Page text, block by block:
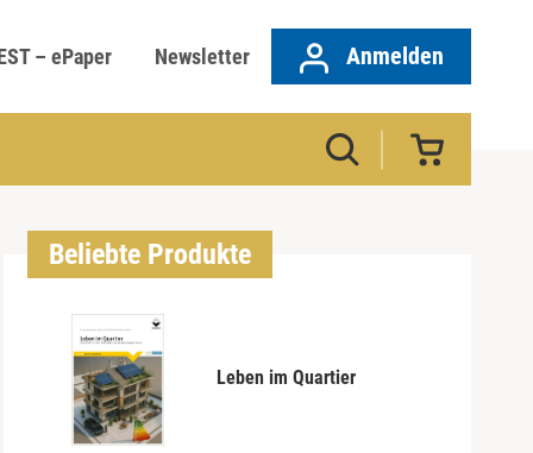
– ePaper Newsletter Anmelden
Beliebte Produkte
Leben im Quartier